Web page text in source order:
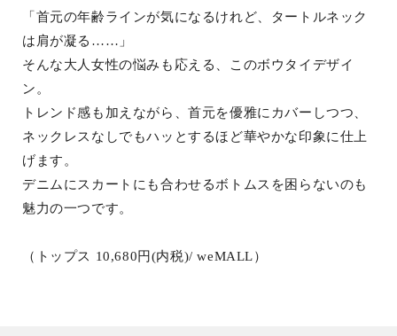
「首元の年齢ラインが気になるけれど、タートルネック
は肩が凝る……」
そんな大人女性の悩みも応える、このボウタイデザイ
ン。
トレンド感も加えながら、首元を優雅にカバーしつつ、
ネックレスなしでもハッとするほど華やかな印象に仕上
げます。
デニムにスカートにも合わせるボトムスを困らないのも
魅力の一つです。
（トップス 10,680円(内税)/ weMALL）